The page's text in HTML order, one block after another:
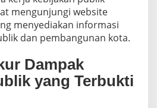
mengunjungi website
menyediakan informasi
dan pembangunan kota.
Dampak
yang Terbukti